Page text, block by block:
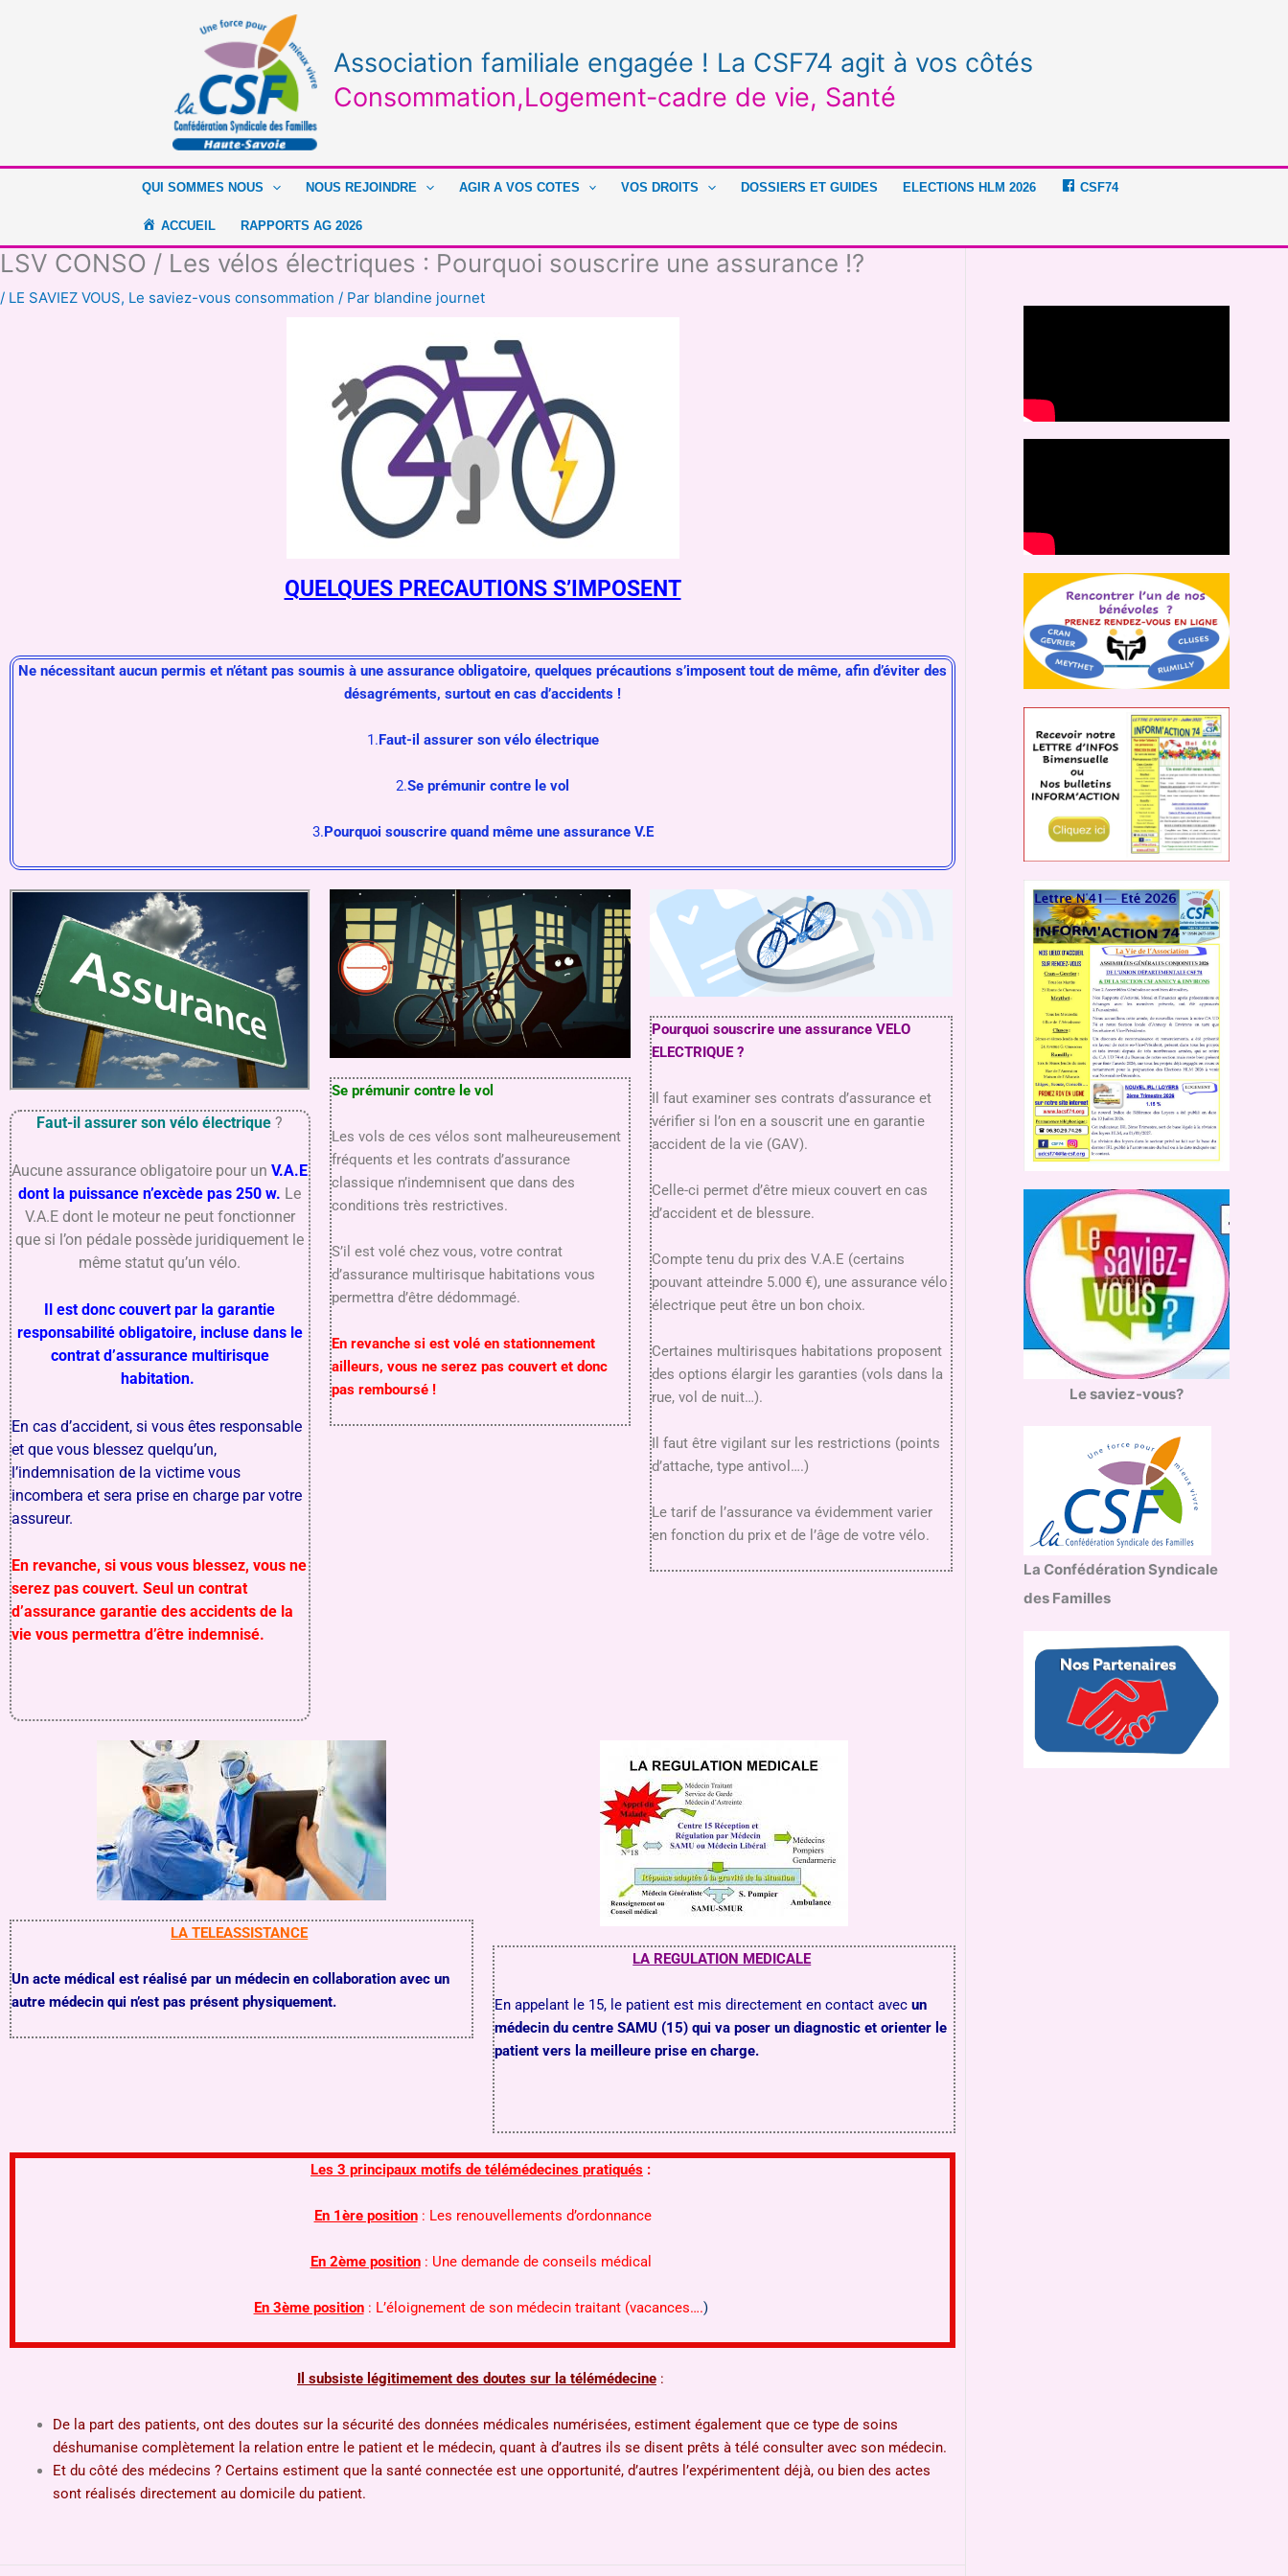
Association familiale engagée ! La CSF74 agit à vos côtés
Consommation,Logement-cadre de vie, Santé
QUI SOMMES NOUS NOUS REJOINDRE AGIR A VOS COTES VOS DROITS DOSSIERS ET GUIDES ELECTIONS HLM 2026 CSF74
ACCUEIL RAPPORTS AG 2026
LSV CONSO / Les vélos électriques : Pourquoi souscrire une assurance !?
/ LE SAVIEZ VOUS, Le saviez-vous consommation / Par blandine journet
QUELQUES PRECAUTIONS S’IMPOSENT
Ne nécessitant aucun permis et n’étant pas soumis à une assurance obligatoire, quelques précautions s’imposent tout de même, afin d’éviter des
désagréments, surtout en cas d’accidents !
1.Faut-il assurer son vélo électrique
2.Se prémunir contre le vol
3.Pourquoi souscrire quand même une assurance V.E
Faut-il assurer son vélo électrique ?
Aucune assurance obligatoire pour unV.A.E
dont la puissance n’excède pas 250 w. Le
V.A.E dont le moteur ne peut fonctionner
que si l’on pédale possède juridiquement le
même statut qu’un vélo.
Il est donc couvert par la garantie
responsabilité obligatoire, incluse dans le
contrat d’assurance multirisque
habitation.
En cas d’accident, si vous êtes responsable
et que vous blessez quelqu’un,
l’indemnisation de la victime vous
incombera et sera prise en charge par votre
assureur.
En revanche, si vous vous blessez, vous ne
serez pas couvert. Seul un contrat
d’assurance garantie des accidents de la
vie vous permettra d’être indemnisé.
Se prémunir contre le vol
Les vols de ces vélos sont malheureusement
fréquents et les contrats d’assurance
classique n’indemnisent que dans des
conditions très restrictives.
S’il est volé chez vous, votre contrat
d’assurance multirisque habitations vous
permettra d’être dédommagé.
En revanche si est volé en stationnement
ailleurs, vous ne serez pas couvert et donc
pas remboursé !
Pourquoi souscrire une assurance VELO
ELECTRIQUE ?
Il faut examiner ses contrats d’assurance et
vérifier si l’on en a souscrit une en garantie
accident de la vie (GAV).
Celle-ci permet d’être mieux couvert en cas
d’accident et de blessure.
Compte tenu du prix des V.A.E (certains
pouvant atteindre 5.000 €), une assurance vélo
électrique peut être un bon choix.
Certaines multirisques habitations proposent
des options élargir les garanties (vols dans la
rue, vol de nuit…).
Il faut être vigilant sur les restrictions (points
d’attache, type antivol….)
Le tarif de l’assurance va évidemment varier
en fonction du prix et de l’âge de votre vélo.
LA TELEASSISTANCE
Un acte médical est réalisé par un médecin en collaboration avec un
autre médecin qui n’est pas présent physiquement.
LA REGULATION MEDICALE
En appelant le 15, le patient est mis directement en contact avecun
médecin du centre SAMU (15) qui va poser un diagnostic et orienter le
patient vers la meilleure prise en charge.
Les 3 principaux motifs de télémédecines pratiqués :
En 1ère position: Les renouvellements d’ordonnance
En 2ème position: Une demande de conseils médical
En 3ème position: L’éloignement de son médecin traitant (vacances….)
Il subsiste légitimement des doutes sur la télémédecine :
De la part des patients, ont des doutes sur la sécurité des données médicales numérisées, estiment également que ce type de soins
déshumanise complètement la relation entre le patient et le médecin, quant à d’autres ils se disent prêts à télé consulter avec son médecin.
Et du côté des médecins ? Certains estiment que la santé connectée est une opportunité, d’autres l’expérimentent déjà, ou bien des actes
sont réalisés directement au domicile du patient.
Le saviez-vous?
La Confédération Syndicale
des Familles